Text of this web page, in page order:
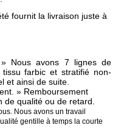
fournit la livraison juste à
Nous avons 7 lignes de
farbic et stratifié non-
et ainsi de suite.
» Remboursement
qualité ou de retard.
Nous avons un travail
gentille à temps la courte